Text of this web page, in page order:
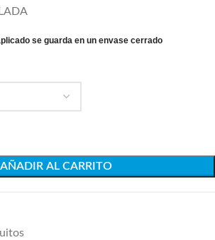
se guarda en un envase cerrado
AÑADIR AL CARRITO